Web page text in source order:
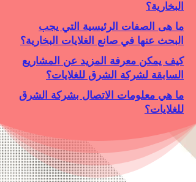
البخارية؟
ما هى الصفات الرئيسية التي يجب
البحث عنها في صانع الغلايات البخارية؟
كيف يمكن معرفة المزيد عن المشاريع
السابقة لشركة الشرق للغلايات؟
ما هي معلومات الاتصال بشركة الشرق
للغلايات؟